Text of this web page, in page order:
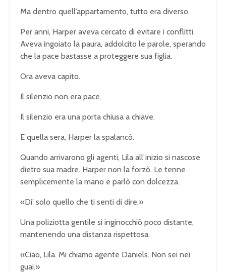
Ma dentro quell’appartamento, tutto era diverso.
Per anni, Harper aveva cercato di evitare i conflitti.
Aveva ingoiato la paura, addolcito le parole, sperando
che la pace bastasse a proteggere sua figlia.
Ora aveva capito.
Il silenzio non era pace.
Il silenzio era una porta chiusa a chiave.
E quella sera, Harper la spalancò.
Quando arrivarono gli agenti, Lila all’inizio si nascose
dietro sua madre. Harper non la forzò. Le tenne
semplicemente la mano e parlò con dolcezza.
«Di’ solo quello che ti senti di dire.»
Una poliziotta gentile si inginocchiò poco distante,
mantenendo una distanza rispettosa.
«Ciao, Lila. Mi chiamo agente Daniels. Non sei nei
guai.»